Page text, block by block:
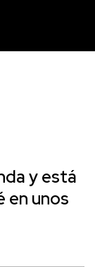
y está
en unos